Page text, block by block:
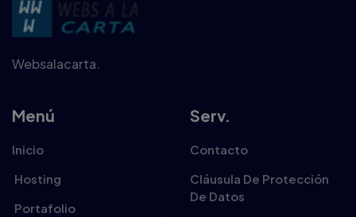
Websalacarta.
Menú
Inicio
Hosting
Portafolio
Serv.
Contacto
Cláusula De Protección
De Datos